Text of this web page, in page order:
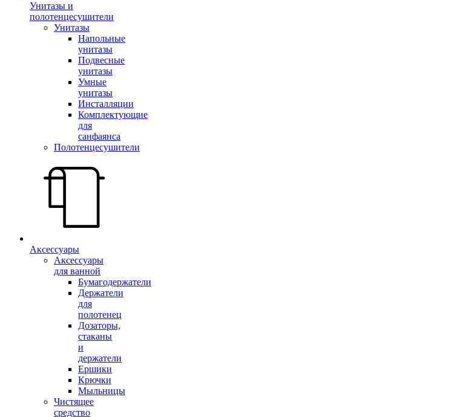
Унитазы и
полотенцесушители
Унитазы
Напольные
унитазы
Подвесные
унитазы
Умные
унитазы
Инсталляции
Комплектующие
для
санфаянса
Полотенцесушители
Аксессуары
Аксессуары
для ванной
Бумагодержатели
Держатели
для
полотенец
Дозаторы,
стаканы
и
держатели
Ершики
Крючки
Мыльницы
Чистящее
средство